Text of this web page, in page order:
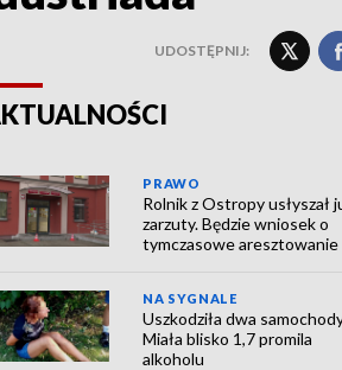
UDOSTĘPNIJ:
PRAWO
Rolnik z Ostropy usłyszał
zarzuty. Będzie wniosek o
tymczasowe aresztowanie
NA SYGNALE
Uszkodziła dwa
Miała blisko 1,7 promila
alkoholu